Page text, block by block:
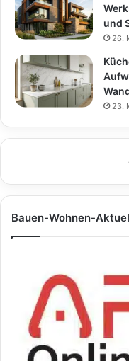
und
26.
23.
Bauen-Wohnen-